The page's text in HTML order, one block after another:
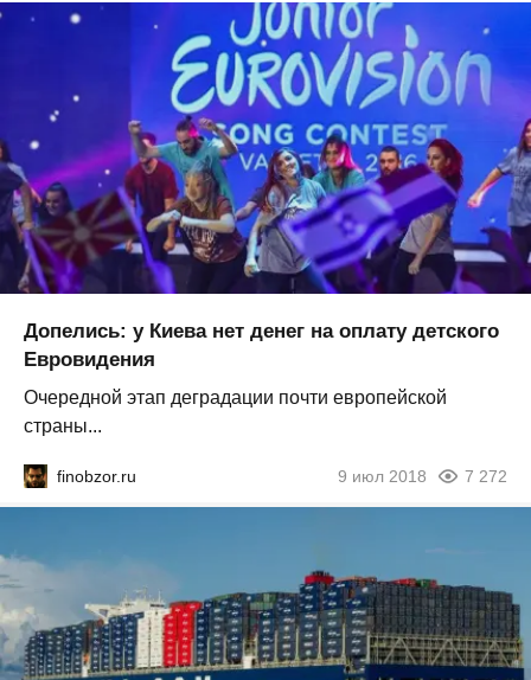
Допелись: у Киева нет денег на оплату детского
Евровидения
Очередной этап деградации почти европейской
страны...
finobzor.ru 9 июл 2018 7 272